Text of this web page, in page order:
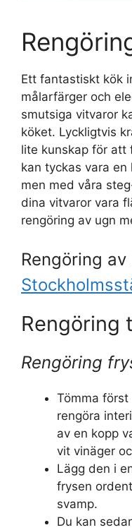
Ett fantastiskt kök
målarfärger och
smutsiga vitvaror
köket. Lyckligtvis
lite kunskap för att
kan tyckas vara
men med våra
dina vitvaror vara
rengöring av ugn
Rengöring
Rengöring
Rengöring
Tömma
rengöra
av en kopp
vit vinäger
Lägg den i
frysen
svamp.
Du kan